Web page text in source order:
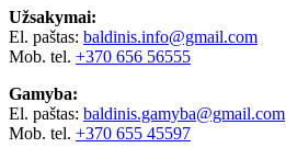
Užsakymai:
El. paštas: baldinis.info@gmail.com
Mob. tel. +370 656 56555
Gamyba:
El. paštas: baldinis.gamyba@gmail.com
Mob. tel. +370 655 45597